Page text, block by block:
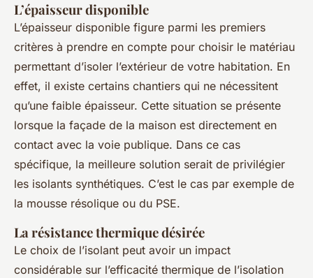
L’épaisseur disponible
L’épaisseur disponible figure parmi les premiers
critères à prendre en compte pour choisir le matériau
permettant d’isoler l’extérieur de votre habitation. En
effet, il existe certains chantiers qui ne nécessitent
qu’une faible épaisseur. Cette situation se présente
lorsque la façade de la maison est directement en
contact avec la voie publique. Dans ce cas
spécifique, la meilleure solution serait de privilégier
les isolants synthétiques. C’est le cas par exemple de
la mousse résolique ou du PSE.
La résistance thermique désirée
Le choix de l’isolant peut avoir un impact
considérable sur l’efficacité thermique de l’isolation